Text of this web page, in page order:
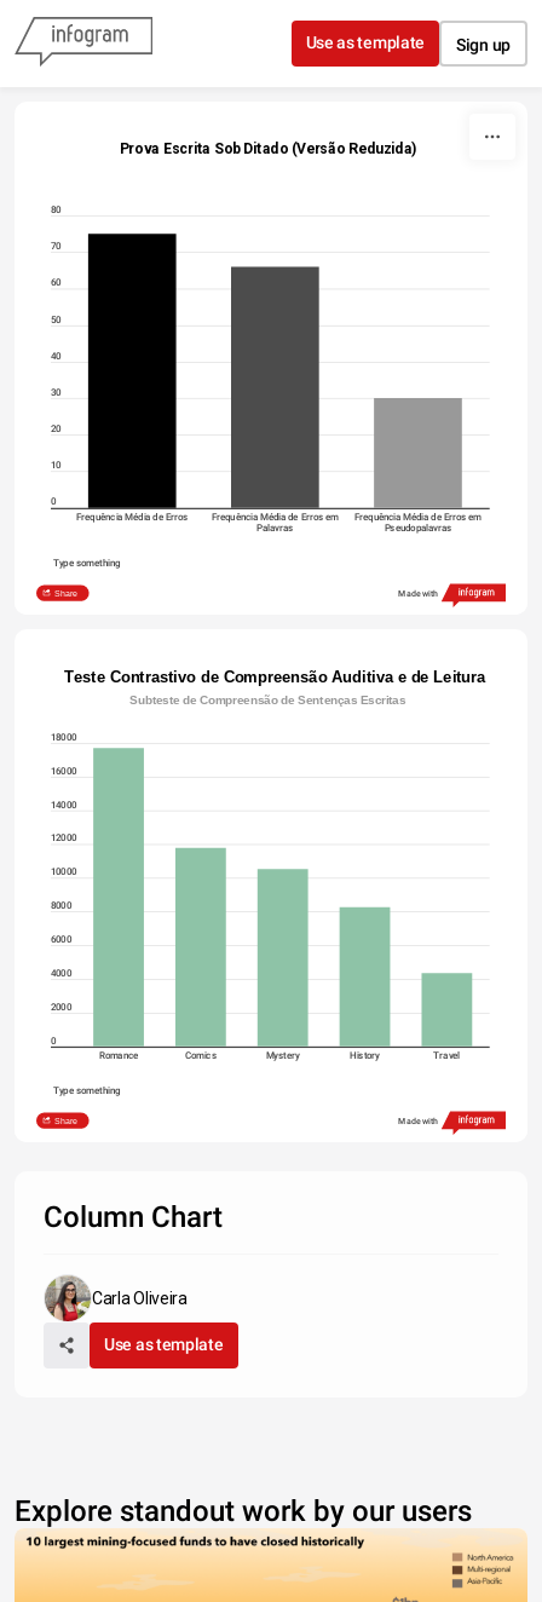
Skip to content
Use as template Sign up
                  Prova Escrita Sob Ditado (Versão Reduzida)
80
70
60
50
40
30
20
10
0
Frequência Média de Erros
Frequência Média de Erros em
Palavras
Frequência Média de Erros em
Pseudopalavras
Type something
Share Made with
Teste Contrastivo de Compreensão Auditiva e de Leitura
                          Subteste de Compreensão de Sentenças Escritas
18000
16000
14000
12000
10000
8000
6000
4000
2000
0
Romance Comics Mystery History Travel
Type something
Share Made with
Column Chart
Carla Oliveira
Use as template
Explore standout work by our users